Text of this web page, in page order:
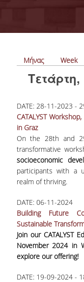
ΕΚΔΗΛΩΣΕΙΣ
ΠΜΣ
Πρωτεύουσες
Μήνας Week
DATE: 28-11-2023 -
CATALYST
in Graz
On the 28th and
transformative
socioeconomic
participants with a
realm of thriving.
DATE: 06-11-2024
Building Future
Sustainable
Join our CATALYST
November 2024 in
explore our offering!
DATE: 19-09-2024-